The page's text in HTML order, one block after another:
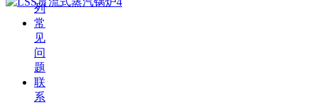
列
常
见
问
题
联
系